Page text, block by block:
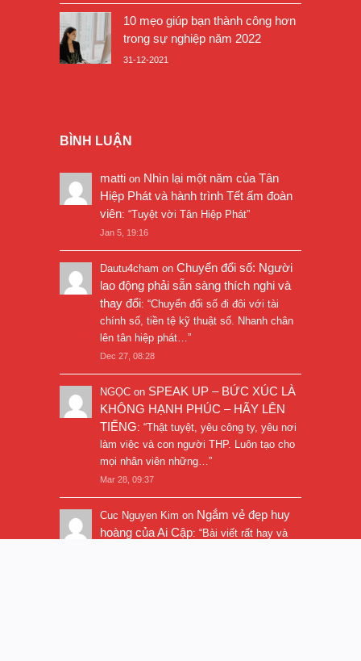
10 mẹo giúp bạn thành công hơn
trong sự nghiệp năm 2022
31-12-2021
BÌNH LUẬN
matti on Nhìn lại một năm của Tân
Hiệp Phát và hành trình Tết ấm đoàn
viên: “Tuyệt vời Tân Hiệp Phát”
Jan 5, 19:16
Dautu4cham on Chuyển đổi số: Người
lao động phải sẵn sàng thích nghi và
thay đổi: “Chuyển đổi số đi đôi với tài
chính số, tiền tệ kỹ thuật số. Nhanh chân
lên tân hiệp phát… ”
Dec 27, 08:28
NGỌC on SPEAK UP – BỨC XÚC LÀ
KHÔNG HẠNH PHÚC – HÃY LÊN
TIẾNG: “Thật tuyệt, yêu công ty, yêu nơi
làm việc và con người THP. Luôn tạo cho
mọi nhân viên những… ”
Mar 28, 09:37
Cuc Nguyen Kim on Ngắm vẻ đẹp huy
hoàng của Ai Cập: “Bài viết rất hay và